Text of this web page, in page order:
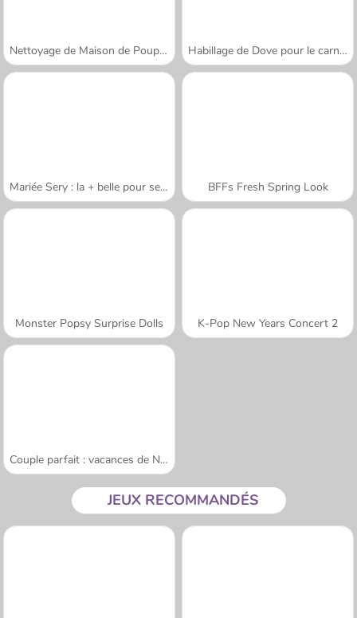
Nettoyage de Maison de Poupée Habillage de Dove pour le carnaval
Mariée Sery : la + belle pour se marier BFFs Fresh Spring Look
Monster Popsy Surprise Dolls K-Pop New Years Concert 2
Couple parfait : vacances de Noël
JEUX RECOMMANDÉS